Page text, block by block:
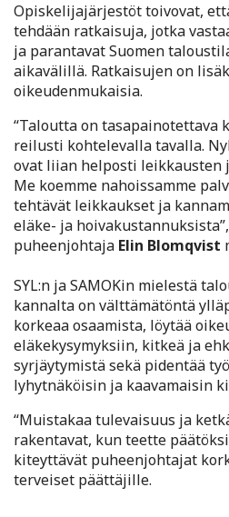
Opiskelijajärjestöt toivovat,
tehdään ratkaisuja, jotka
ja parantavat Suomen
aikavälillä. Ratkaisujen on
oikeudenmukaisia.
“Taloutta on tasapainotettava
reilusti kohtelevalla tavalla.
ovat liian helposti leikkausten
Me koemme nahoissamme
tehtävät leikkaukset ja
eläke- ja
puheenjohtaja Elin Blomqvist
SYL:n ja SAMOKin mielestä
kannalta on välttämätöntä
korkeaa osaamista, löytää
eläkekysymyksiin, kitkeä ja
syrjäytymistä sekä pidentää
lyhytnäköisin ja kaavamaisin
“Muistakaa tulevaisuus ja
rakentavat, kun teette
kiteyttävät puheenjohtajat
terveiset päättäjille.